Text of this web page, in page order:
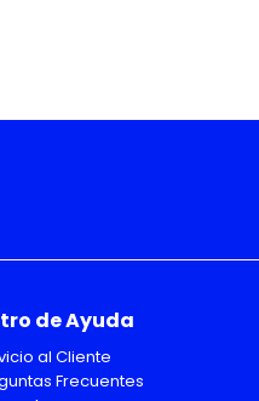
de Ayuda
al Cliente
Frecuentes